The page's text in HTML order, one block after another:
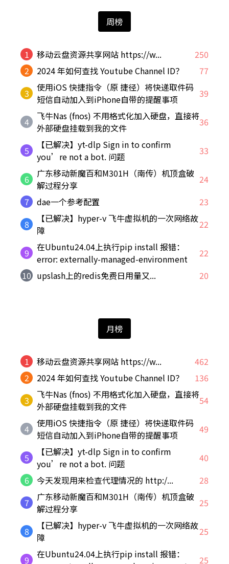
周榜
1 移动云盘资源共享网站 https://w...
250
2
2024 年如何查找 Youtube Channel ID？
77
3
使用iOS 快捷指令（原 捷径）将快递取件码
短信自动加入到iPhone自带的提醒事项
39
4
飞牛Nas (fnos) 不用格式化加入硬盘，直接将
外部硬盘挂载到我的文件
36
5
【已解决】yt-dlp Sign in to confirm
you’re not a bot. 问题
33
6
广东移动新魔百和M301H（南传）机顶盒破
解过程分享
24
7
dae一个参考配置
23
8
【已解决】hyper-v 飞牛虚拟机的一次网络故
障
22
9
在Ubuntu24.04上执行pip install 报错：
error: externally-managed-environment
22
10 upslash上的redis免费日用量又... 20
月榜
1 移动云盘资源共享网站 https://w...
462
2
2024 年如何查找 Youtube Channel ID？
136
3
飞牛Nas (fnos) 不用格式化加入硬盘，直接将
外部硬盘挂载到我的文件
54
4
使用iOS 快捷指令（原 捷径）将快递取件码
短信自动加入到iPhone自带的提醒事项
49
5
【已解决】yt-dlp Sign in to confirm
you’re not a bot. 问题
40
6
今天发现用来检查代理情况的 http:/...
28
7
广东移动新魔百和M301H（南传）机顶盒破
解过程分享
25
8
【已解决】hyper-v 飞牛虚拟机的一次网络故
障
25
9
在Ubuntu24.04上执行pip install 报错：
25